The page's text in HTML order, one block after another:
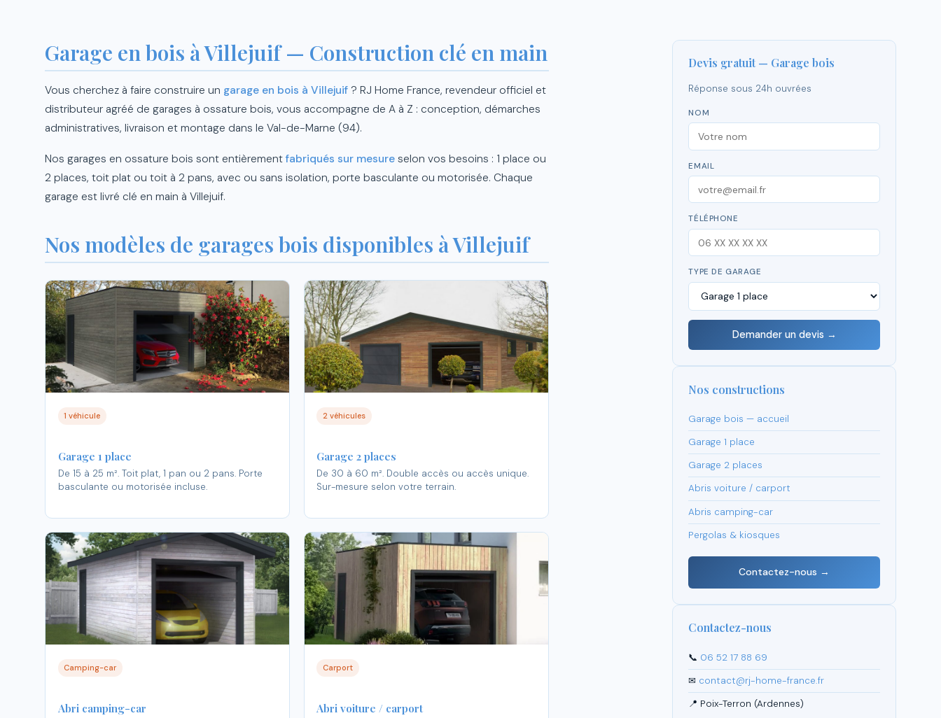
Garage en bois à Villejuif — Construction clé en main
Vous cherchez à faire construire un garage en bois à Villejuif ? RJ Home France, revendeur officiel et
distributeur agréé de garages à ossature bois, vous accompagne de A à Z : conception, démarches
administratives, livraison et montage dans le Val-de-Marne (94).
Nos garages en ossature bois sont entièrementfabriqués sur mesure selon vos besoins : 1 place ou
2 places, toit plat ou toit à 2 pans, avec ou sans isolation, porte basculante ou motorisée. Chaque
garage est livré clé en main à Villejuif.
Nos modèles de garages bois disponibles à Villejuif
1 véhicule
Garage 1 place
De 15 à 25 m². Toit plat, 1 pan ou 2 pans. Porte
basculante ou motorisée incluse.
2 véhicules
Garage 2 places
De 30 à 60 m². Double accès ou accès unique.
Sur-mesure selon votre terrain.
Camping-car
Abri camping-car
Carport
Abri voiture / carport
Devis gratuit — Garage bois
Réponse sous 24h ouvrées
NOM
EMAIL
TÉLÉPHONE
TYPE DE GARAGE
Demander un devis →
Nos constructions
Garage bois — accueil
Garage 1 place
Garage 2 places
Abris voiture / carport
Abris camping-car
Pergolas & kiosques
Contactez-nous →
Contactez-nous
📞 06 52 17 88 69
✉ contact@rj-home-france.fr
📍 Poix-Terron (Ardennes)